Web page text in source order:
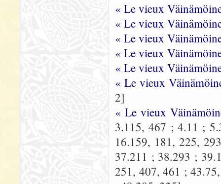
« Le vieux
« Le vieux
« Le vieux
« Le vieux
« Le vieux
« Le vieux
2]
« Le vieux
3.115, 467 ; 4.11 ;
16.159, 181, 225,
37.211 ; 38.293 ;
251, 407, 461 ;